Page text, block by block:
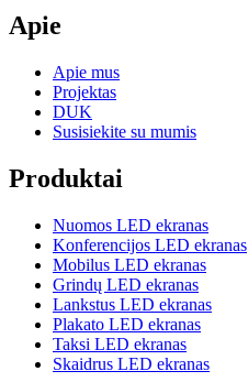
Apie
Apie mus
Projektas
DUK
Susisiekite su mumis
Produktai
Nuomos LED ekranas
Konferencijos LED ekranas
Mobilus LED ekranas
Grindų LED ekranas
Lankstus LED ekranas
Plakato LED ekranas
Taksi LED ekranas
Skaidrus LED ekranas